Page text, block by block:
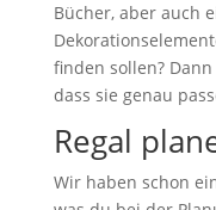
Bücher, aber auch
finden sollen?
dass sie genau
Regal
Wir haben schon